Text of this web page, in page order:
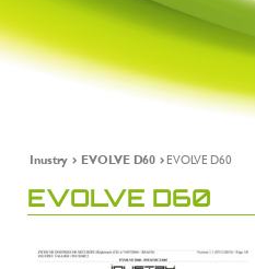
Inustry EVOLVE D60 EVOLVE D60
EVOLVE D60